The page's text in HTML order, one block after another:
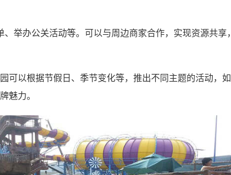
、举办公关活动等。可以与周边商家合作，实现资源共享
可以根据节假日、季节变化等，推出不同主题的活动，
魅力。